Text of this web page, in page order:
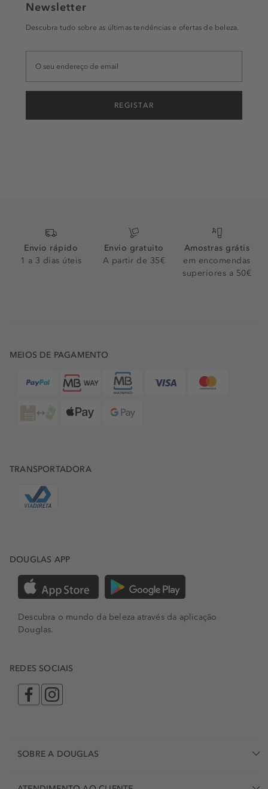
Newsletter
Descubra tudo sobre as últimas tendências e ofertas de beleza.
REGISTAR
Envio rápido
1 a 3 dias úteis
Envio gratuito
A partir de 35€
Amostras grátis
em encomendas
superiores a 50€
MEIOS DE PAGAMENTO
TRANSPORTADORA
DOUGLAS APP
Descubra o mundo da beleza através da aplicação
Douglas.
REDES SOCIAIS
SOBRE A DOUGLAS